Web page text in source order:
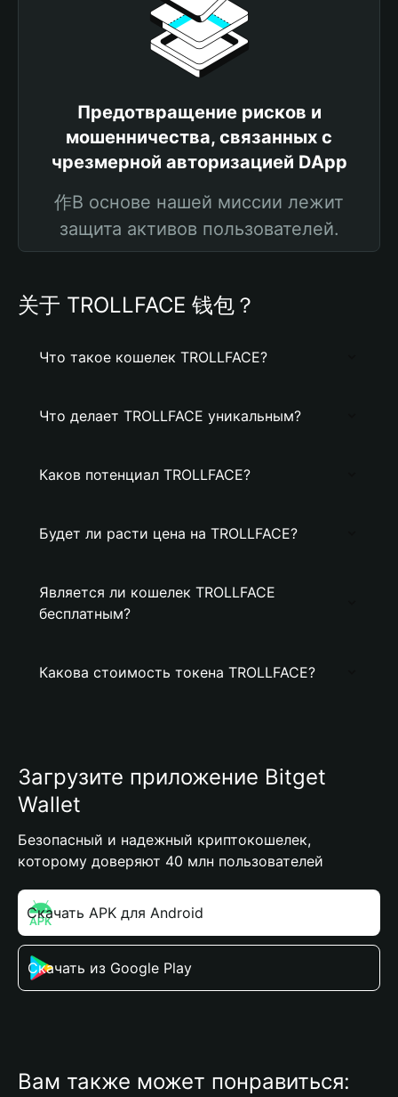
Предотвращение рисков и
мошенничества, связанных с
чрезмерной авторизацией DApp
作В основе нашей миссии лежит
защита активов пользователей.
关于 TROLLFACE 钱包？
Что такое кошелек TROLLFACE?
Что делает TROLLFACE уникальным?
Каков потенциал TROLLFACE?
Будет ли расти цена на TROLLFACE?
Является ли кошелек TROLLFACE
бесплатным?
Какова стоимость токена TROLLFACE?
Загрузите приложение Bitget
Wallet
Безопасный и надежный криптокошелек,
которому доверяют 40 млн пользователей
Скачать APK для Android
Скачать из Google Play
Вам также может понравиться: